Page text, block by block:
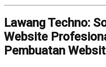
Lawang Techno:
Website
Pembuatan